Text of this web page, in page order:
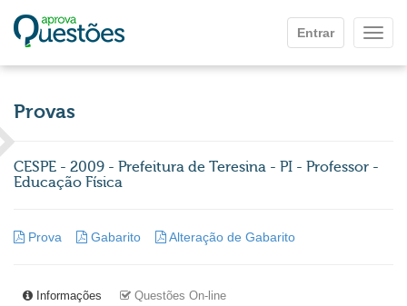
Entrar
Provas
CESPE - 2009 - Prefeitura de Teresina - PI - Professor -
Educação Física
Prova Gabarito Alteração de Gabarito
Informações Questões On-line